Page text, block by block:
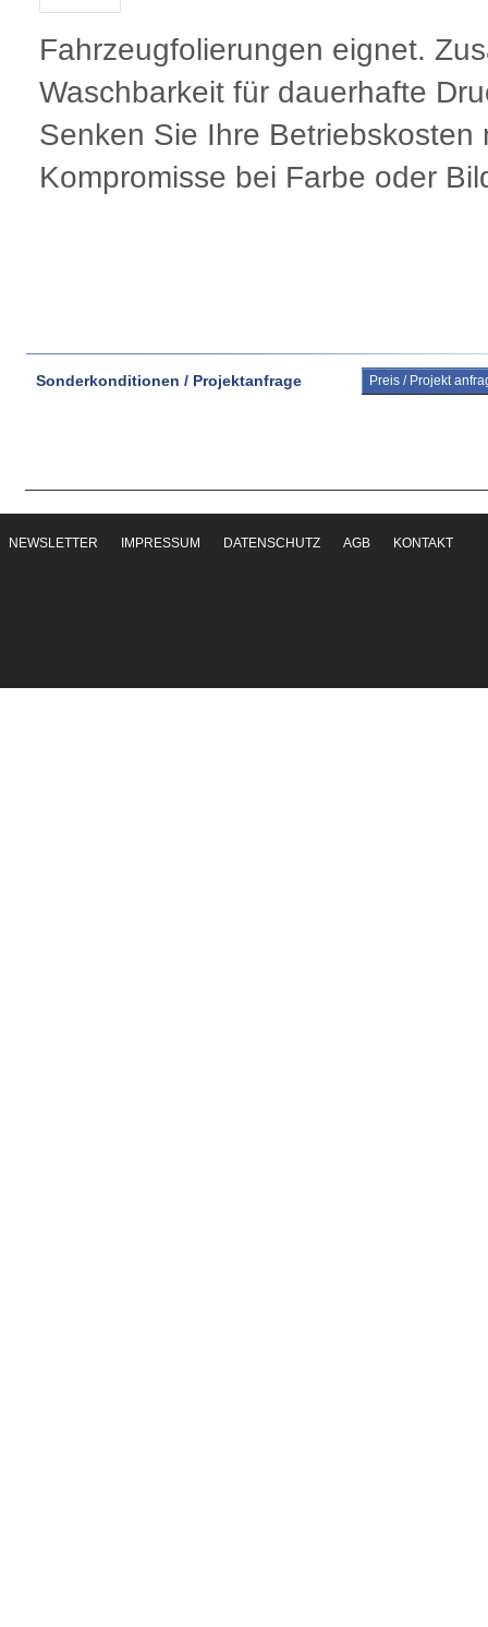
Fahrzeugfolierungen eignet.
Waschbarkeit für dauerhafte
Senken Sie Ihre
Kompromisse bei Farbe oder
Sonderkonditionen / Projektanfrage Preis / Projekt
NEWSLETTER IMPRESSUM DATENSCHUTZ AGB KONTAKT